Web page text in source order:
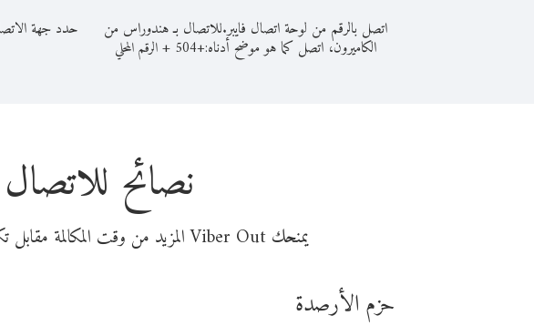
اتصل بالرقم من لوحة اتصال فايبر.للاتصال بـ هندوراس من
الكاميرون، اتصل كما هو موضح أدناه:+
504
+الرقم المحلي
حدد جهة
نصائح
يمنحك Viber Out المزيد من وقت المكالمة مقابل تكلفة أقل من المال. اختر من أحد خيارات الاتصال المرنة ذات السعر المنخفض:
حزم الأرصدة